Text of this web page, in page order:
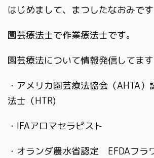
はじめまして、まつしたなおみです
園芸療法士で作業療法士です。
園芸療法について情報発信してま
・アメリカ園芸療法協会（AHTA
法士（HTR)
・IFAアロマセラピスト
・オランダ農水省認定 EFDAフラ